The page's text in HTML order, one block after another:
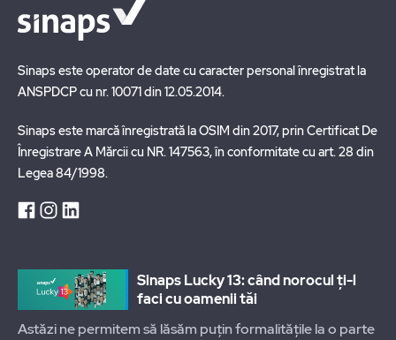
Sinaps este operator de date cu caracter personal înregistrat la
ANSPDCP cu nr. 10071 din 12.05.2014.
Sinaps este marcă înregistrată la OSIM din 2017, prin Certificat De
Înregistrare A Mărcii cu NR. 147563, în conformitate cu art. 28 din
Legea 84/1998.
Sinaps Lucky 13: când norocul ți-l
faci cu oamenii tăi
Astăzi ne permitem să lăsăm puțin formalitățile la o parte